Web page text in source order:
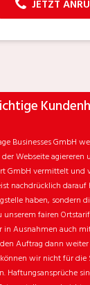
JETZT
Businesses GmbH
Webseite agiereren
GmbH vermittelt und
nachdrücklich
haben, sondern
fairen
Ausnahmen auch
Auftrag dann
wir nicht für die
Haftungsansprüche